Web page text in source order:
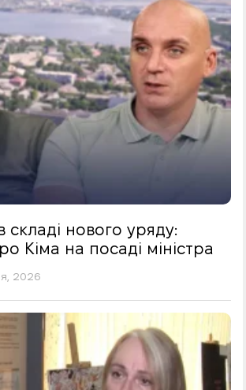
складі нового уряду:
Кіма на посаді міністра
2026